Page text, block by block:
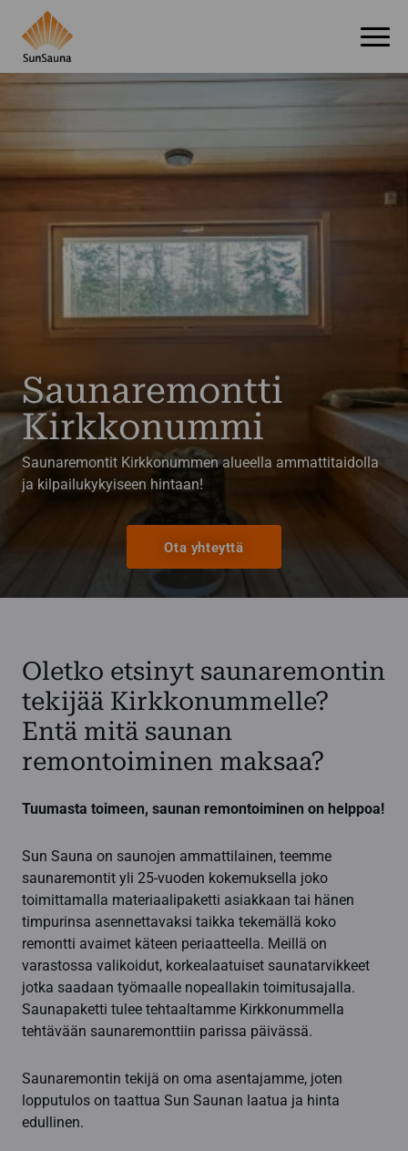
Saunaremontti
Kirkkonummi
Saunaremontit Kirkkonummen alueella ammattitaidolla
ja kilpailukykyiseen hintaan!
Ota yhteyttä
Oletko etsinyt saunaremontin
tekijää Kirkkonummelle?
Entä mitä saunan
remontoiminen maksaa?
Tuumasta toimeen, saunan remontoiminen on helppoa!
Sun Sauna on saunojen ammattilainen, teemme
saunaremontit yli 25-vuoden kokemuksella joko
toimittamalla materiaalipaketti asiakkaan tai hänen
timpurinsa asennettavaksi taikka tekemällä koko
remontti avaimet käteen periaatteella. Meillä on
varastossa valikoidut, korkealaatuiset saunatarvikkeet
jotka saadaan työmaalle nopeallakin toimitusajalla.
Saunapaketti tulee tehtaaltamme Kirkkonummella
tehtävään saunaremonttiin parissa päivässä.
Saunaremontin tekijä on oma asentajamme, joten
lopputulos on taattua Sun Saunan laatua ja hinta
edullinen.